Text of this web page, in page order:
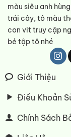
màu siêu anh
trái cây, tô màu
con vit truy cập
bé tập tô nhé
Giới Thiệu
Điều Khoản
Chính Sách